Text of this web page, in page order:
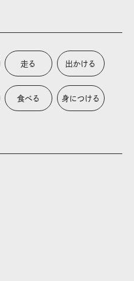
走る 出かける
食べる 身につける